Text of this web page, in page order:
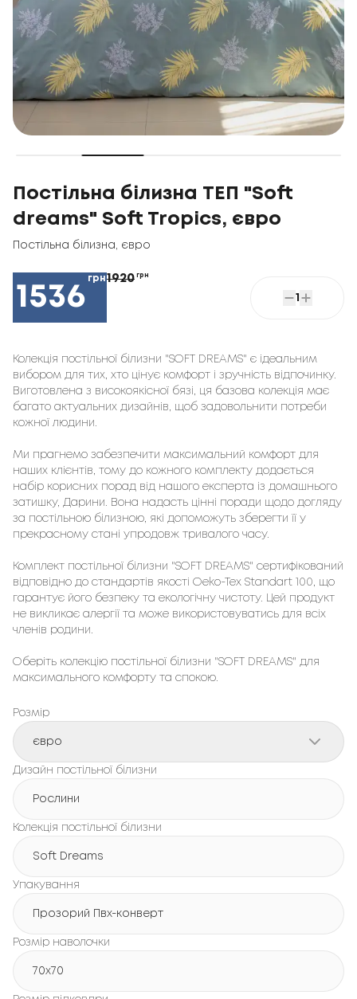
Постільна білизна ТЕП "Soft
dreams" Soft Tropics, євро
Постільна білизна євро
1536
грн1920 грн
1
Колекція постільної білизни "SOFT DREAMS" є ідеальним
вибором для тих, хто цінує комфорт і зручність відпочинку.
Виготовлена з високоякісної бязі, ця базова колекція має
багато актуальних дизайнів, щоб задовольнити потреби
кожної людини.
Ми прагнемо забезпечити максимальний комфорт для
наших клієнтів, тому до кожного комплекту додається
набір корисних порад від нашого експерта із домашнього
затишку, Дарини. Вона надасть цінні поради щодо догляду
за постільною білизною, які допоможуть зберегти її у
прекрасному стані упродовж тривалого часу.
Комплект постільної білизни "SOFT DREAMS" сертифікований
відповідно до стандартів якості Oeko-Tex Standart 100, що
гарантує його безпеку та екологічну чистоту. Цей продукт
не викликає алергії та може використовуватись для всіх
членів родини.
Оберіть колекцію постільної білизни "SOFT DREAMS" для
максимального комфорту та спокою.
Розмір
євро
Дизайн постільної білизни
Рослини
Колекція постільної білизни
Soft Dreams
Упакування
Прозорий Пвх-конверт
Розмір наволочки
70x70